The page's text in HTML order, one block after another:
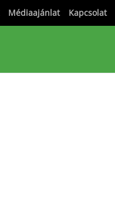
Médiaajánlat Kapcsolat